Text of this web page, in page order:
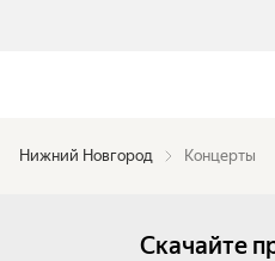
Нижний Новгород Концерты
Скачайте